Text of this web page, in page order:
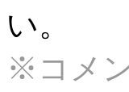
い。
※コメ